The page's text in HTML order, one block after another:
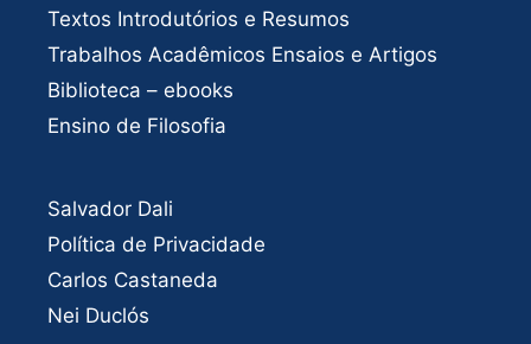
Textos Introdutórios e Resumos
Trabalhos Acadêmicos Ensaios e Artigos
Biblioteca – ebooks
Ensino de Filosofia
Salvador Dali
Política de Privacidade
Carlos Castaneda
Nei Duclós